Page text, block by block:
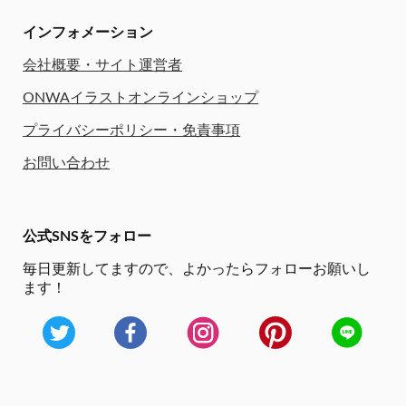
インフォメーション
会社概要・サイト運営者
ONWAイラストオンラインショップ
プライバシーポリシー・免責事項
お問い合わせ
公式SNSをフォロー
毎日更新してますので、
よかったらフォローお願いし
ます！